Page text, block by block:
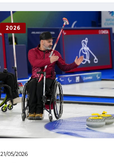
2026
21/05/2026